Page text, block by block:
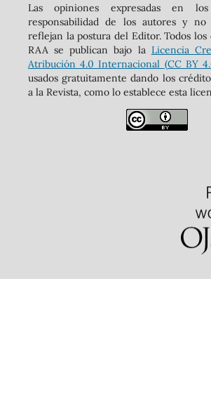
Las opiniones expresadas en
responsabilidad de los autores y no
reflejan la postura del Editor. Todos
RAA se publican bajo la Licencia
Atribución 4.0 Internacional (CC BY
usados gratuitamente dando los
a la Revista, como lo establece esta